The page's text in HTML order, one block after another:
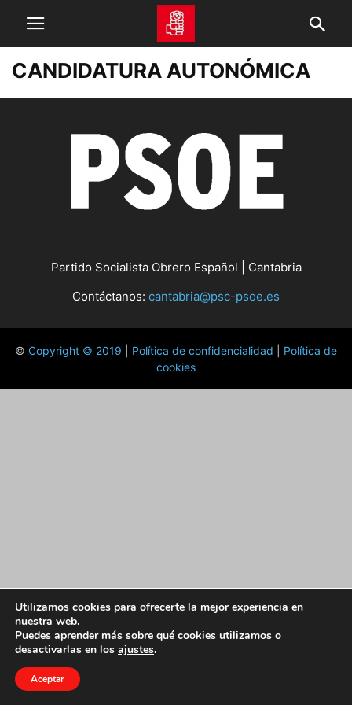
CANDIDATURA AUTONÓMICA
Partido Socialista Obrero Español | Cantabria
Contáctanos: cantabria@psc-psoe.es
© Copyright © 2019 Política de confidencialidad
Política de
cookies
Utilizamos cookies para ofrecerte la mejor experiencia en
nuestra web.
Puedes aprender más sobre qué cookies utilizamos o
desactivarlas en los ajustes.
Aceptar